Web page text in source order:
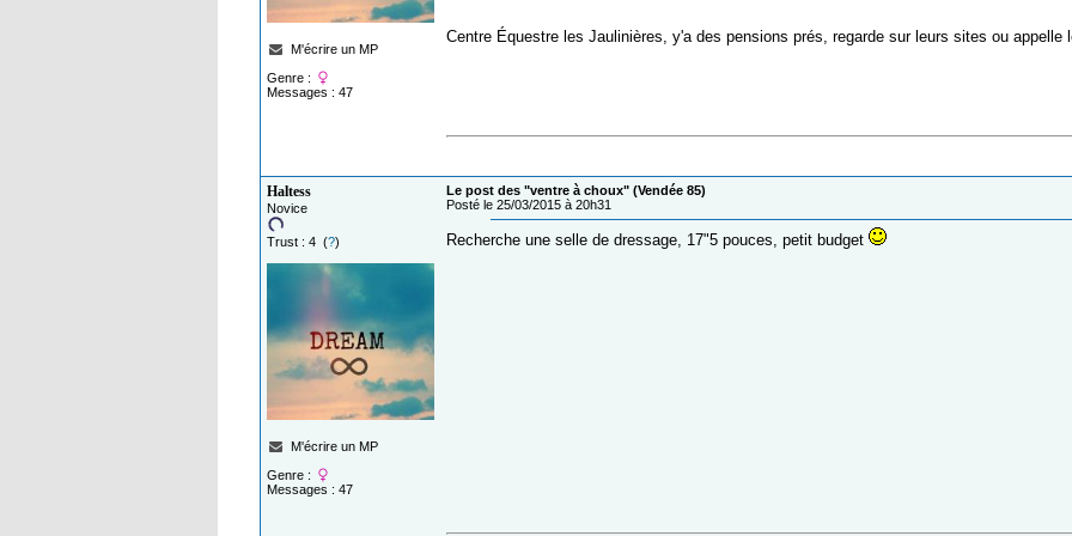
M'écrire un MP
Genre :
Messages : 47
Centre Équestre les Jaulinières, y'a des pensions prés, regarde sur leurs sites ou appelle
Haltess
Novice
Trust : 4 (?)
M'écrire un MP
Genre :
Messages : 47
Le post des "ventre à choux" (Vendée 85)
Posté le 25/03/2015 à 20h31
Recherche une selle de dressage, 17"5 pouces, petit budget